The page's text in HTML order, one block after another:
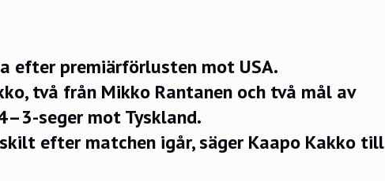
efter premiärförlusten mot USA.
två från Mikko Rantanen och två mål av
seger mot Tyskland.
efter matchen igår, säger Kaapo Kakko till